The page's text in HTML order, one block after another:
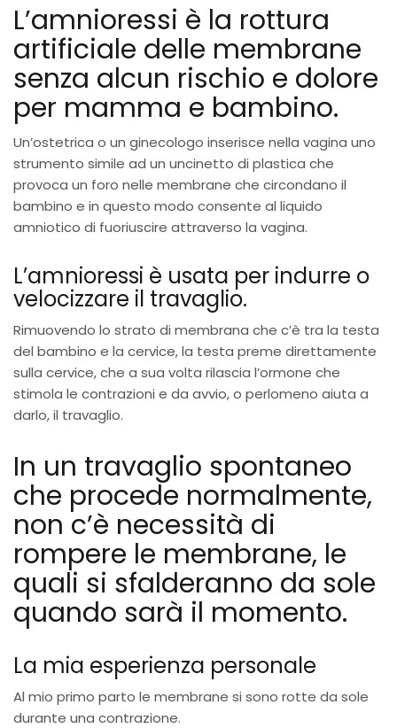
L’amnioressi è la rottura
artificiale delle membrane
senza alcun rischio e dolore
per mamma e bambino.
Un’ostetrica o un ginecologo inserisce nella vagina uno
strumento simile ad un uncinetto di plastica che
provoca un foro nelle membrane che circondano il
bambino e in questo modo consente al liquido
amniotico di fuoriuscire attraverso la vagina.
L’amnioressi è usata per indurre o
velocizzare il travaglio.
Rimuovendo lo strato di membrana che c’è tra la testa
del bambino e la cervice, la testa preme direttamente
sulla cervice, che a sua volta rilascia l’ormone che
stimola le contrazioni e da avvio, o perlomeno aiuta a
darlo, il travaglio.
In un travaglio spontaneo
che procede normalmente,
non c’è necessità di
rompere le membrane, le
quali si sfalderanno da sole
quando sarà il momento.
La mia esperienza personale
Al mio primo parto le membrane si sono rotte da sole
durante una contrazione.